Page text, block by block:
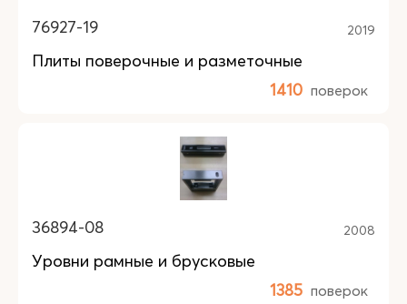
76927-19 2019
Плиты поверочные и разметочные
1410 поверок
36894-08 2008
Уровни рамные и брусковые
1385 поверок